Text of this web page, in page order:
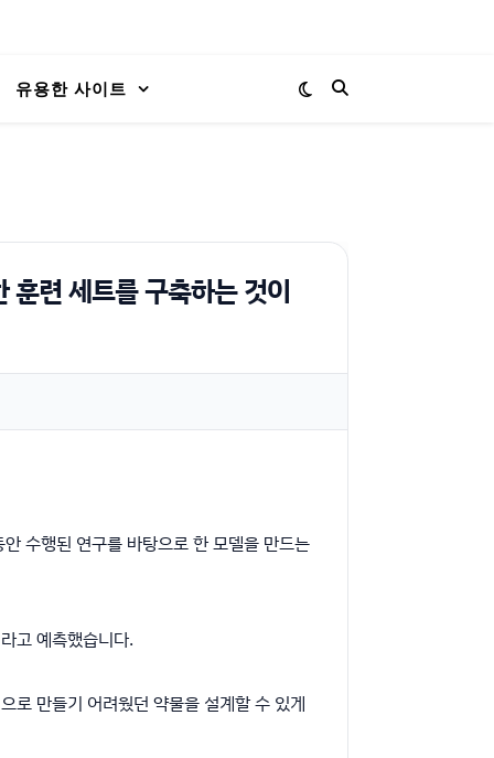
유용한 사이트
련 세트를 구축하는 것이
수행된 연구를 바탕으로 한 모델을 만드는
고 예측했습니다.
로 만들기 어려웠던 약물을 설계할 수 있게